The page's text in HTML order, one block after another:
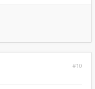
#10